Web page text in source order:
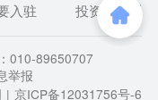
入驻 投资者关系
010-89650707
举报
| 京ICP备12031756号-6